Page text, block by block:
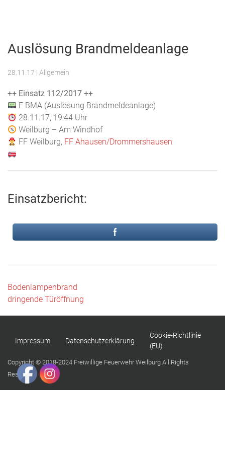
Feuerwehr
Auslösung Brandmeldeanlage
28.11.17 | Allgemein
++ Einsatz 112/2017 ++
F BMA (Auslösung Brandmeldeanlage)
28.11.17, 19:44 Uhr
Weilburg – Am Windhof
FF Weilburg, FF Ahausen/Drommershausen
Einsatzbericht:
Beitragsnavigation
Bodenlampenbrand
dringende Türöffnung
Impressum Datenschutzerklärung
Cookie-Richtlinie
(EU)
Copyright © 2018-2024 Freiwillige Feuerwehr Weilburg All Rights
Reserved.